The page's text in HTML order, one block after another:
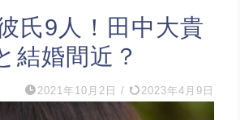
氏9人！田中大貴
結婚間近？
2021年10月2日 / 2023年4月9日